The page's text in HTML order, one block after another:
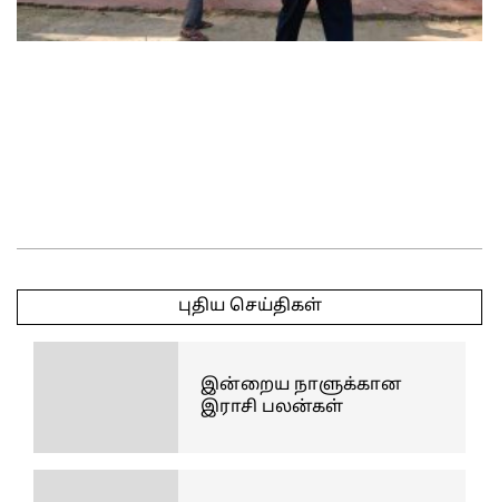
05-
புதிய செய்திகள்
இன்றைய நாளுக்கான
இராசி பலன்கள்